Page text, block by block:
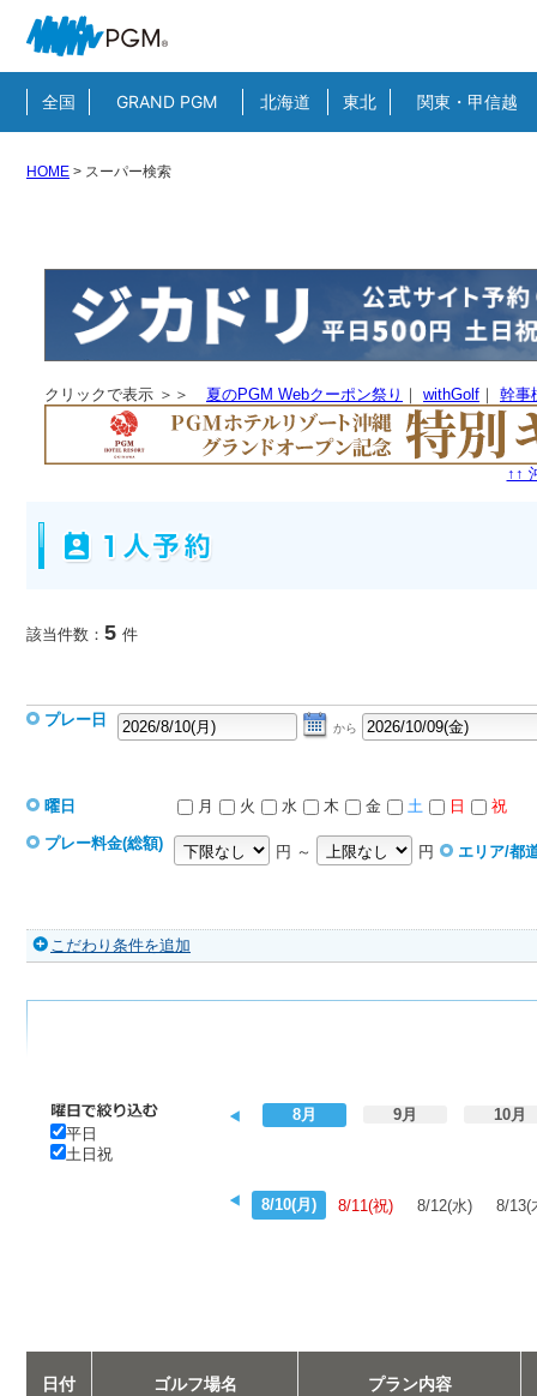
全国 GRAND PGM 北海道 東北 関東・甲信越
HOME > スーパー検索
クリックで表示 ＞＞ 夏のPGM Webクーポン祭り ｜ withGolf ｜ 幹事
↑↑
該当件数： 5 件
プレー日 から
曜日 月 火 水 木 金 土 日 祝
プレー料金(総額) 円 ～ 円 エリア/都
こだわり条件を追加
平日
土日祝
8月 9月 10月
8/10(月) 8/11(祝) 8/12(水) 8/13(
日付 ゴルフ場名 プラン内容